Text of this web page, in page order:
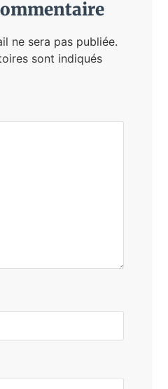
ne sera pas publiée.
sont indiqués